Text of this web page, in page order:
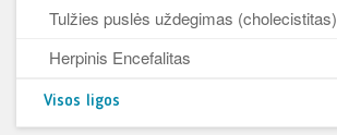
Tulžies puslės uždegimas (cholecistitas)
Herpinis Encefalitas
Visos ligos